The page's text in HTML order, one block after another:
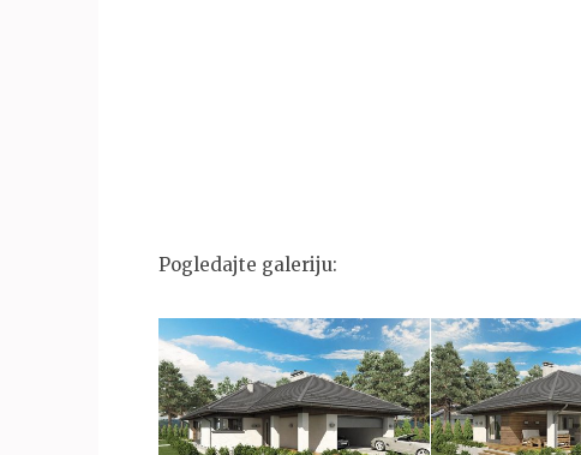
Pogledajte galeriju: